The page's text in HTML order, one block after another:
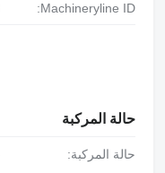
Machineryline ID:
حالة المركبة
حالة المركبة: